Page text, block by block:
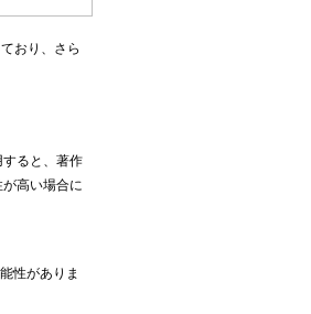
おり、さら
ると、著作
高い場合に
性がありま